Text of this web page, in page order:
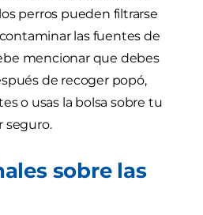
perros pueden filtrarse
las fuentes de
mencionar que debes
de recoger popó,
o usas la bolsa sobre tu
seguro.
sobre las